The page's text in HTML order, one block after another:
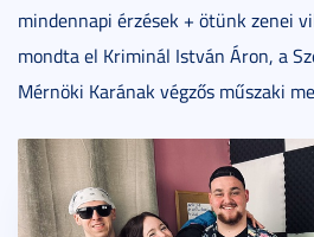
mindennapi érzések + ötünk zenei
mondta el Kriminál István Áron, a
Mérnöki Karának végzős műszaki